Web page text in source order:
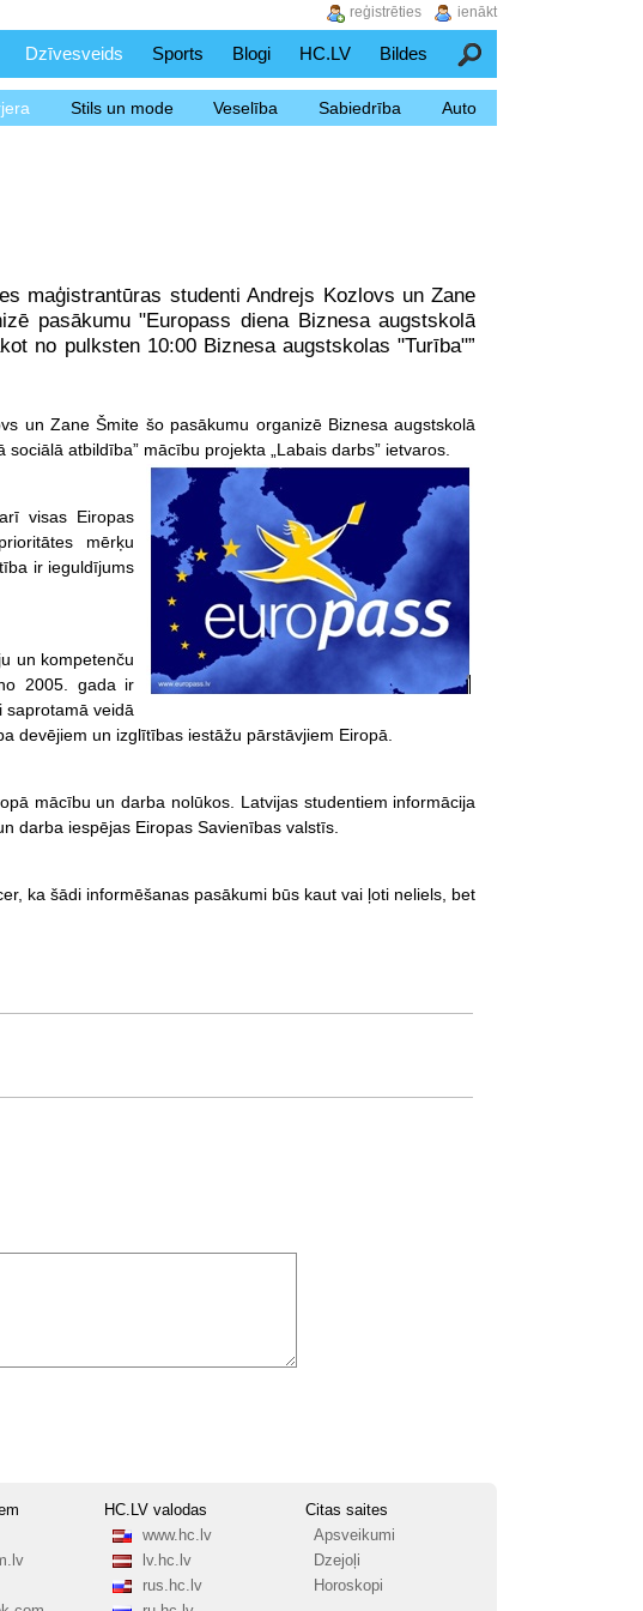
Dzīvesveids Sports Blogi HC.LV Bildes Meklēšana
Stils un mode Veselība Sabiedrība Auto
maģistrantūras studenti Andrejs Kozlovs un Zane
pasākumu "Europass diena Biznesa augstskolā
no pulksten 10:00 Biznesa augstskolas "Turība"”
un Zane Šmite šo pasākumu organizē Biznesa augstskolā
atbildība” mācību projekta „Labais darbs” ietvaros.
visas Eiropas
mērķu
ir ieguldījums
un kompetenču
2005. gada ir
saprotamā veidā
devējiem un izglītības iestāžu pārstāvjiem Eiropā.
mācību un darba nolūkos. Latvijas studentiem informācija
darba iespējas Eiropas Savienības valstīs.
ka šādi informēšanas pasākumi būs kaut vai ļoti neliels, bet
HC.LV valodas
www.hc.lv
lv.hc.lv
rus.hc.lv
Citas saites
Apsveikumi
Dzejoļi
Horoskopi
ienākt
reģistrēties